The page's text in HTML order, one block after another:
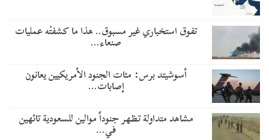
تفوق استخباري غير مسبوق.. هذا ما كشفتْه عمليات
صنعاء…
أسوشيتد برس: مئات الجنود الأمريكيين يعانون
إصابات…
مشاهد متداولة تظهر جنوداً موالين للسعودية تائهين
في…